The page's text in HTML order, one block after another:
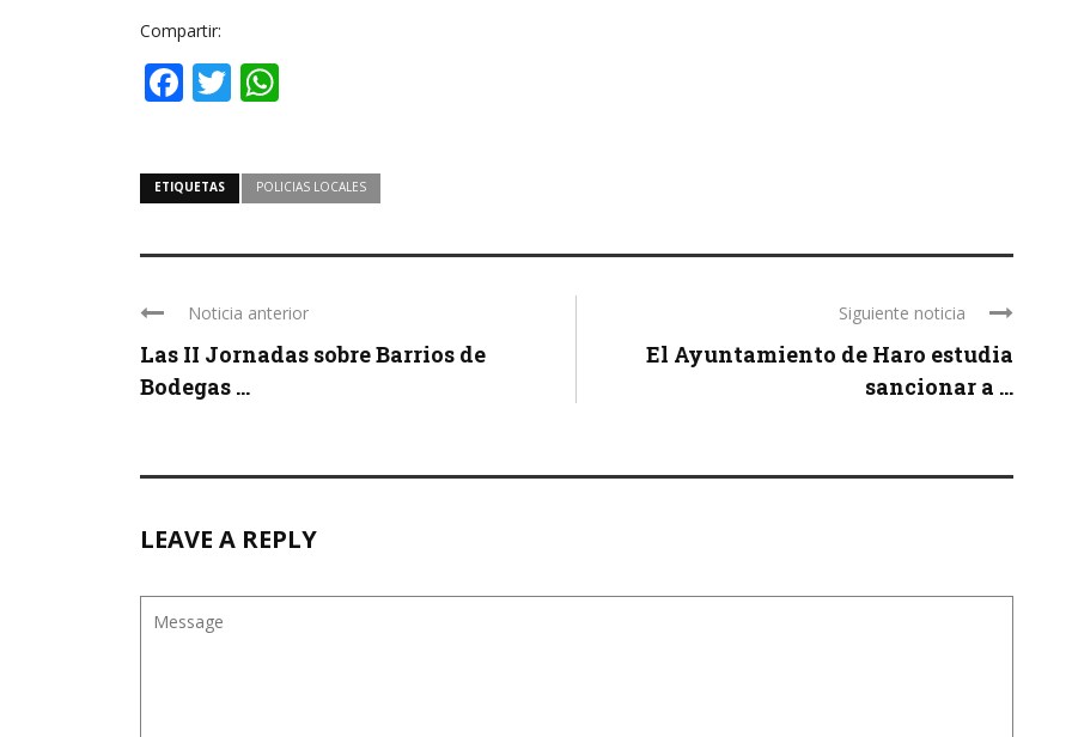
Compartir:
Facebook
Twitter
ETIQUETAS POLICIAS LOCALES
Noticia anterior
Las II Jornadas sobre Barrios de
Bodegas ...
Siguiente noticia
El Ayuntamiento de Haro estudia
sancionar a ...
LEAVE A REPLY